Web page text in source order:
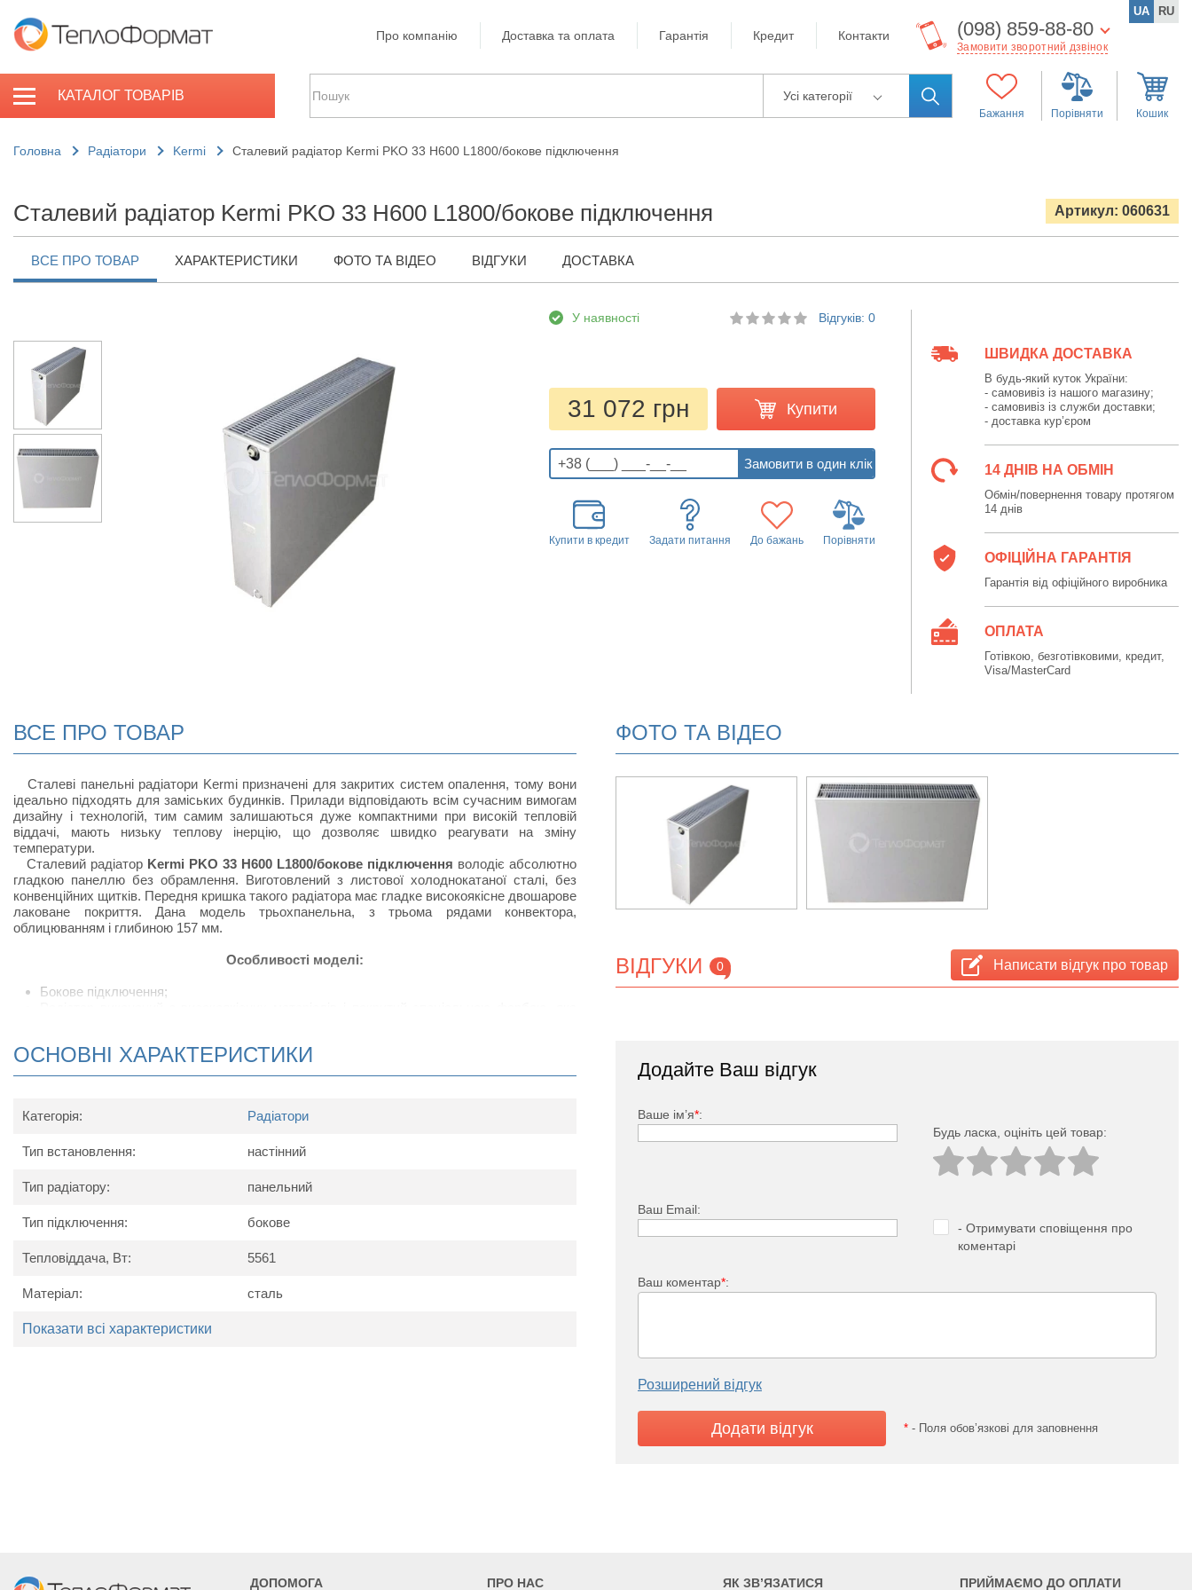
Про компанію Доставка та оплата Гарантія Кредит Контакти (098) 859-88-80
Замовити зворотний дзвінок
UA RU
КАТАЛОГ ТОВАРІВ Усі категорії
Бажання Порівняти Кошик
Головна Радіатори Kermi Сталевий радіатор Kermi PKO 33 H600 L1800/бокове підключення
Сталевий радіатор Kermi PKO 33 H600 L1800/бокове підключення Артикул: 060631
ВСЕ ПРО ТОВАР ХАРАКТЕРИСТИКИ ФОТО ТА ВІДЕО ВІДГУКИ ДОСТАВКА
У наявності Відгуків: 0
31 072 грн Купити
Купити в кредит Задати питання До бажань Порівняти
ШВИДКА ДОСТАВКА
В будь-який куток України:
- самовивіз із нашого магазину;
- самовивіз із служби доставки;
- доставка кур’єром
14 ДНІВ НА ОБМІН
Обмін/повернення товару протягом
14 днів
ОФІЦІЙНА ГАРАНТІЯ
Гарантія від офіційного виробника
ОПЛАТА
Готівкою, безготівковими, кредит,
Visa/MasterCard
ВСЕ ПРО ТОВАР
Сталеві панельні радіатори Kermi призначені для закритих систем опалення, тому вони
ідеально підходять для заміських будинків. Прилади відповідають всім сучасним вимогам
дизайну і технологій, тим самим залишаються дуже компактними при високій тепловій
віддачі, мають низьку теплову інерцію, що дозволяє швидко реагувати на зміну
температури.
Сталевий радіатор Kermi PKO 33 H600 L1800/бокове підключення володіє абсолютно
гладкою панеллю без обрамлення. Виготовлений з листової холоднокатаної сталі, без
конвенційних щитків. Передня кришка такого радіатора має гладке високоякісне двошарове
лаковане покриття. Дана модель трьохпанельна, з трьома рядами конвектора,
облицюванням і глибиною 157 мм.
Особливості моделі:
Бокове підключення;
своєрідних П-подібних виступів, набагато збільшують конвенцію повітряних потоків в
Технічні характеристики
Найменування
ОСНОВНІ ХАРАКТЕРИСТИКИ
Категорія: Радіатори
Тип встановлення: настінний
Тип радіатору: панельний
Тип підключення: бокове
Тепловіддача, Вт: 5561
Матеріал: сталь
Показати всі характеристики
ФОТО ТА ВІДЕО
ВІДГУКИ 0 Написати відгук про товар
Додайте Ваш відгук
Ваше ім’я*:
Будь ласка, оцініть цей товар:
Ваш Email:
- Отримувати сповіщення про
коментарі
Ваш коментар*:
Розширений відгук
* - Поля обов’язкові для заповнення
ДОПОМОГА ПРО НАС ЯК ЗВ’ЯЗАТИСЯ ПРИЙМАЄМО ДО ОПЛАТИ